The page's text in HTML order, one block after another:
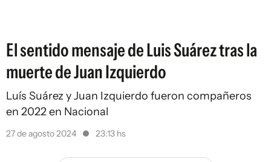
El sentido mensaje de Luis Suárez tras la
muerte de Juan Izquierdo
Luís Suárez y Juan Izquierdo fueron compañeros
en 2022 en Nacional
27 de agosto 2024 23:13 hs